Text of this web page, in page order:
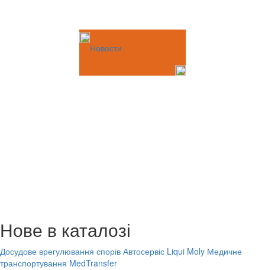
Новости
Нове в каталозі
Досудове врегулювання спорів Автосервіс Liqui Moly Медичне
транспортування MedTransfer